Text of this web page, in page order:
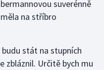
suverénně
na stříbro
stát na stupních
zbláznil. Určitě bych mu